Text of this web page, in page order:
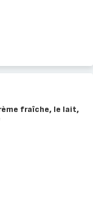
fraîche, le lait,